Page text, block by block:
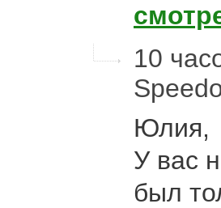
10
Юлия,
У вас
был